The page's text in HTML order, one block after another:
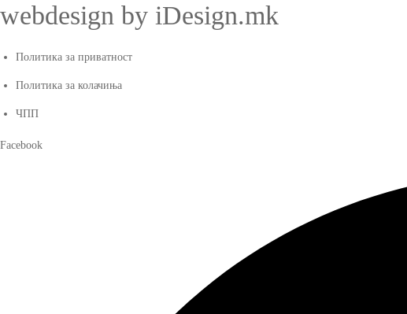
webdesign by iDesign.mk
Политика за приватност
Политика за колачиња
ЧПП
Facebook